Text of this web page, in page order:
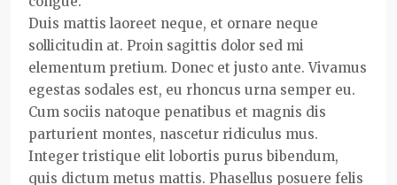
Duis mattis laoreet neque, et ornare neque
sollicitudin at. Proin sagittis dolor sed mi
elementum pretium. Donec et justo ante. Vivamus
egestas sodales est, eu rhoncus urna semper eu.
Cum sociis natoque penatibus et magnis dis
parturient montes, nascetur ridiculus mus.
Integer tristique elit lobortis purus bibendum,
quis dictum metus mattis. Phasellus posuere felis